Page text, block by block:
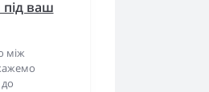
під ваш
між